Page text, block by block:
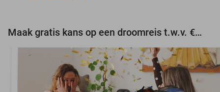
Maak gratis kans op een droomreis t.w.v. €3.000!